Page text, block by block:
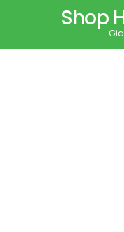
Shop